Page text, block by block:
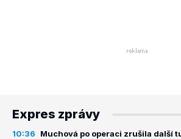
Expres zprávy
10:36 Muchová po operaci zrušila další